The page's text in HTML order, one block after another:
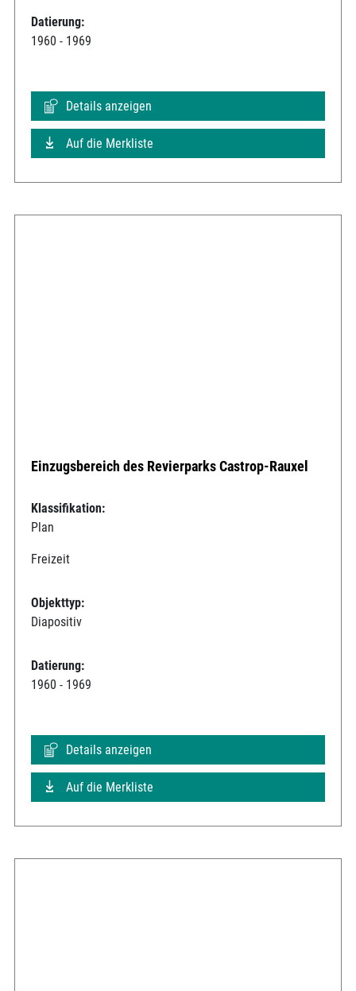
Datierung:
1960 - 1969
Details anzeigen
Auf die Merkliste
Einzugsbereich des Revierparks Castrop-Rauxel
Klassifikation:
Plan
Freizeit
Objekttyp:
Diapositiv
Datierung:
1960 - 1969
Details anzeigen
Auf die Merkliste